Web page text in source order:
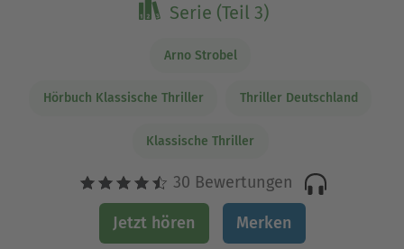
Serie (Teil 3)
Arno Strobel
Hörbuch Klassische Thriller Thriller Deutschland
Klassische Thriller
30 Bewertungen
Jetzt hören Merken